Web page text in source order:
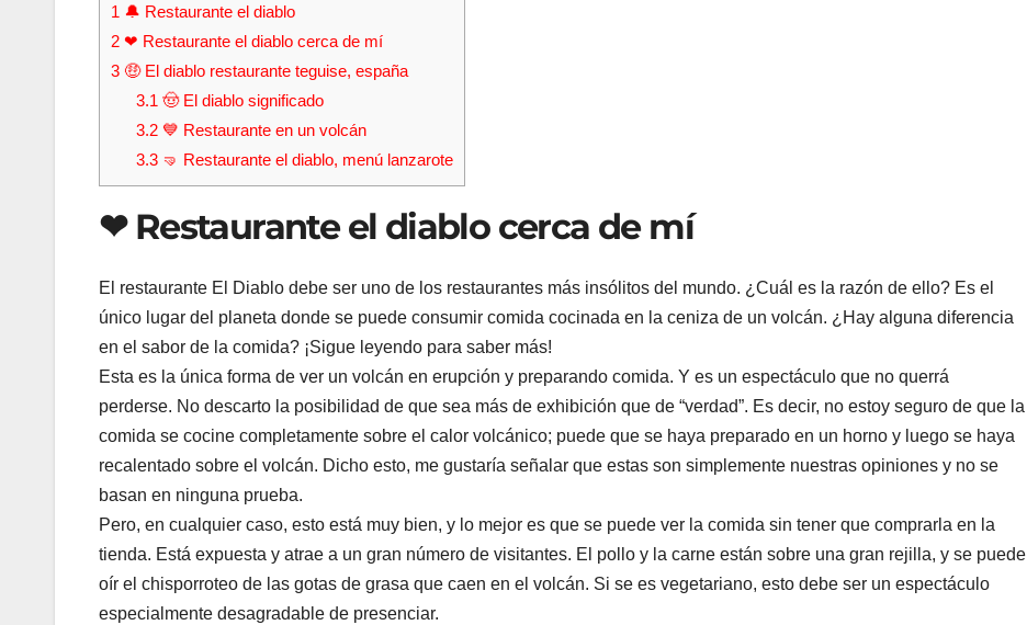
1 🔔 Restaurante el diablo
2 ❤ Restaurante el diablo cerca de mí
3 🤑 El diablo restaurante teguise, españa
3.1 🤠 El diablo significado
3.2💙 Restaurante en un volcán
3.3🤜 Restaurante el diablo, menú lanzarote
❤ Restaurante el diablo cerca de mí
El restaurante El Diablo debe ser uno de los restaurantes más insólitos del mundo. ¿Cuál es la razón de ello? Es el
único lugar del planeta donde se puede consumir comida cocinada en la ceniza de un volcán. ¿Hay alguna diferencia
en el sabor de la comida? ¡Sigue leyendo para saber más!
Esta es la única forma de ver un volcán en erupción y preparando comida. Y es un espectáculo que no querrá
perderse. No descarto la posibilidad de que sea más de exhibición que de “verdad”. Es decir, no estoy seguro de que la
comida se cocine completamente sobre el calor volcánico; puede que se haya preparado en un horno y luego se haya
recalentado sobre el volcán. Dicho esto, me gustaría señalar que estas son simplemente nuestras opiniones y no se
basan en ninguna prueba.
Pero, en cualquier caso, esto está muy bien, y lo mejor es que se puede ver la comida sin tener que comprarla en la
tienda. Está expuesta y atrae a un gran número de visitantes. El pollo y la carne están sobre una gran rejilla, y se puede
oír el chisporroteo de las gotas de grasa que caen en el volcán. Si se es vegetariano, esto debe ser un espectáculo
especialmente desagradable de presenciar.